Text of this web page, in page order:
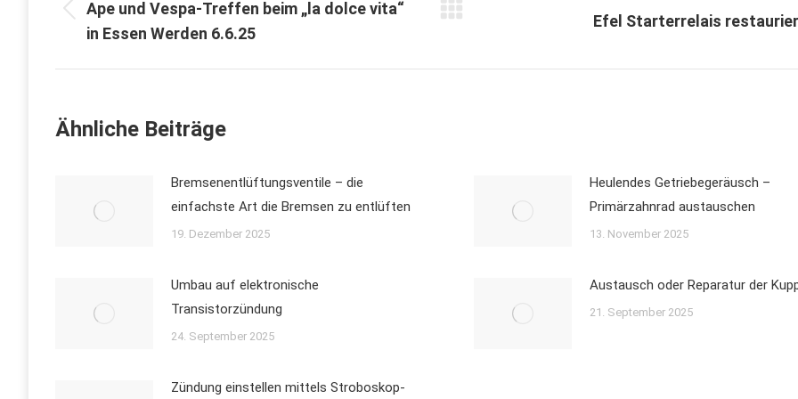
Vorheriger
Beitrag:
Ape und Vespa-Treffen beim „la dolce vita“
in Essen Werden 6.6.25
Efel Starterrelais
Ähnliche Beiträge
Bremsenentlüftungsventile – die
einfachste Art die Bremsen zu entlüften
19. Dezember 2025
Heulendes Getriebegeräusch –
Primärzahnrad austauschen
13. November 2025
Umbau auf elektronische
Transistorzündung
24. September 2025
Austausch oder Reparatur der
21. September 2025
Zündung einstellen mittels Stroboskop-